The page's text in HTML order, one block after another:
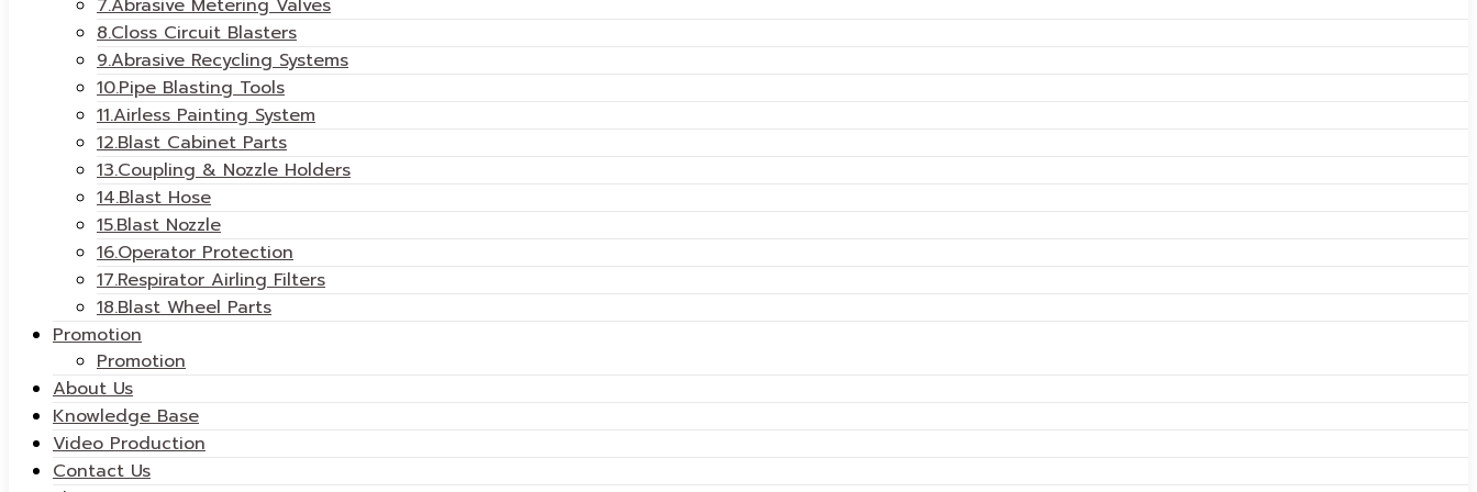
7.Abrasive Metering Valves
8.Closs Circuit Blasters
9.Abrasive Recycling Systems
10.Pipe Blasting Tools
11.Airless Painting System
12.Blast Cabinet Parts
13.Coupling & Nozzle Holders
14.Blast Hose
15.Blast Nozzle
16.Operator Protection
17.Respirator Airling Filters
18.Blast Wheel Parts
Promotion
Promotion
About Us
Knowledge Base
Video Production
Contact Us